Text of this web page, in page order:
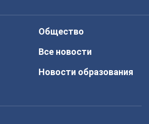
Общество
Все новости
Новости образования